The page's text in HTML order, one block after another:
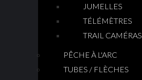
JUMELLES
TÉLÉMÈTRES
TRAIL CAMÉRAS
PÊCHE À L'ARC
TUBES / FLÈCHES